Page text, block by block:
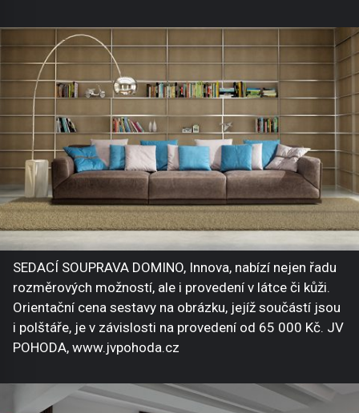
SEDACÍ SOUPRAVA DOMINO, Innova, nabízí nejen řadu
rozměrových možností, ale i provedení v látce či kůži.
Orientační cena sestavy na obrázku, jejíž součástí jsou
i polštáře, je v závislosti na provedení od 65 000 Kč. JV
POHODA, www.jvpohoda.cz